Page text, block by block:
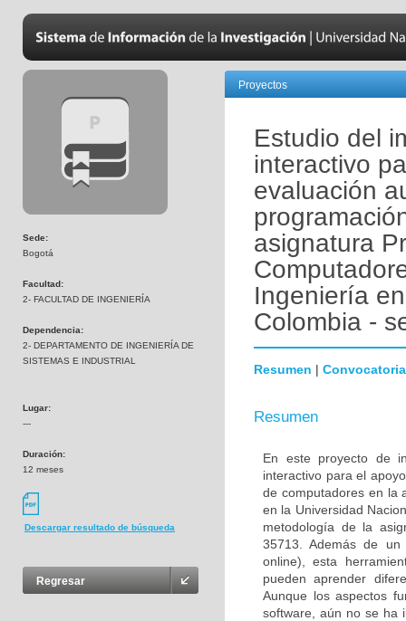
Sede:
Bogotá
Facultad:
2- FACULTAD DE INGENIERÍA
Dependencia:
2- DEPARTAMENTO DE INGENIERÍA DE
SISTEMAS E INDUSTRIAL
Lugar:
---
Duración:
12 meses
Descargar resultado de búsqueda
Regresar
Proyectos
Estudio del
interactivo
evaluación
asignatura
Ingeniería
Colombia -
Resumen | Convocatoria
Resumen
En este proyecto de
interactivo para el
de computadores en la
en la Universidad
metodología de la
35713. Además de
online), esta
pueden aprender
Aunque los aspectos
software, aún no se ha